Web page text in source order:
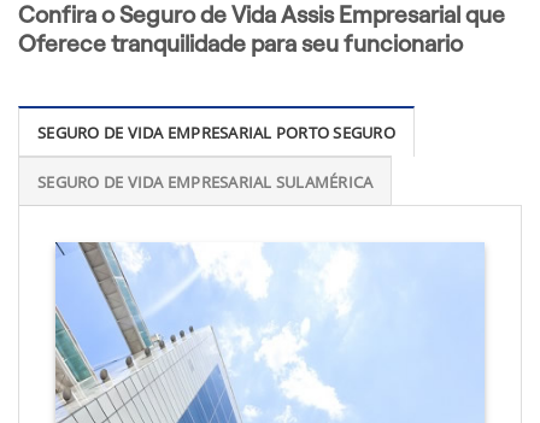
Confira o Seguro de Vida Assis Empresarial que
Oferece tranquilidade para seu funcionario
SEGURO DE VIDA EMPRESARIAL PORTO SEGURO
SEGURO DE VIDA EMPRESARIAL SULAMÉRICA